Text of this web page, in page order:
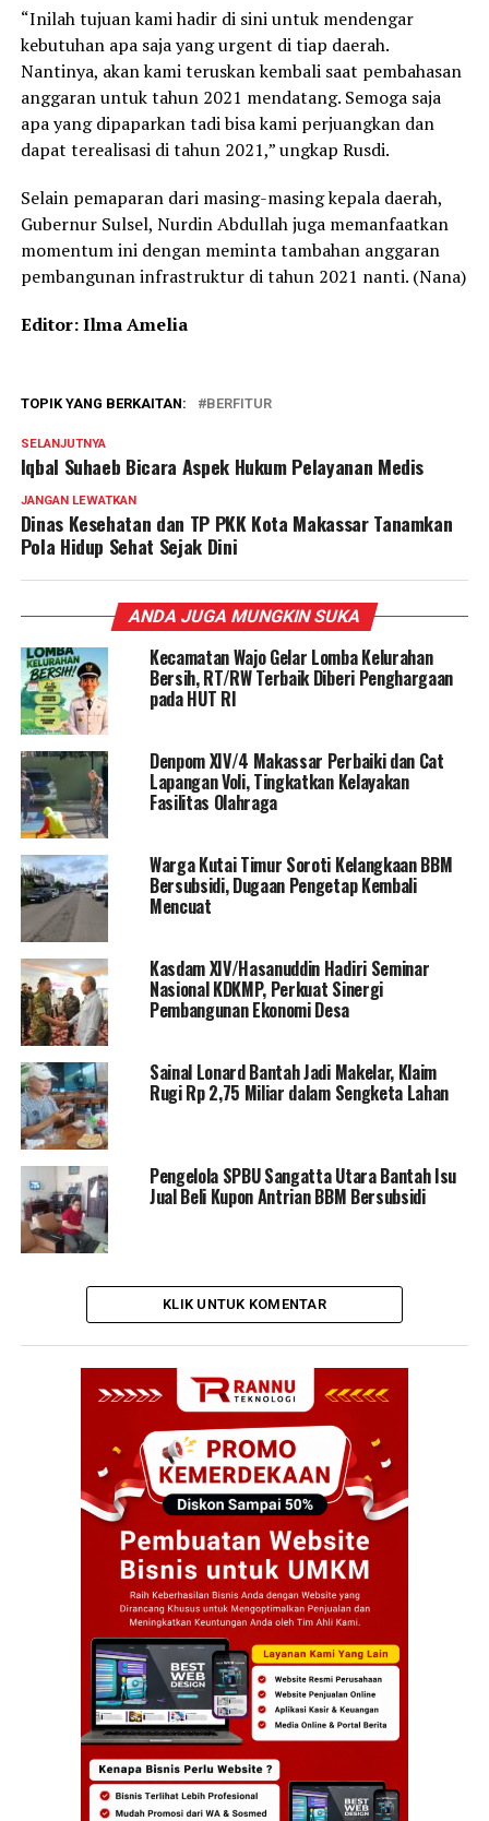
“Inilah tujuan kami hadir di sini untuk mendengar
kebutuhan apa saja yang urgent di tiap daerah.
Nantinya, akan kami teruskan kembali saat pembahasan
anggaran untuk tahun 2021 mendatang. Semoga saja
apa yang dipaparkan tadi bisa kami perjuangkan dan
dapat terealisasi di tahun 2021,” ungkap Rusdi.
Selain pemaparan dari masing-masing kepala daerah,
Gubernur Sulsel, Nurdin Abdullah juga memanfaatkan
momentum ini dengan meminta tambahan anggaran
pembangunan infrastruktur di tahun 2021 nanti. (Nana)
Editor: Ilma Amelia
TOPIK YANG BERKAITAN: BERFITUR
SELANJUTNYA
Iqbal Suhaeb Bicara Aspek Hukum Pelayanan Medis
JANGAN LEWATKAN
Dinas Kesehatan dan TP PKK Kota Makassar Tanamkan
Pola Hidup Sehat Sejak Dini
ANDA JUGA MUNGKIN SUKA
Kecamatan Wajo Gelar Lomba Kelurahan
Bersih, RT/RW Terbaik Diberi Penghargaan
pada HUT RI
Denpom XIV/4 Makassar Perbaiki dan Cat
Lapangan Voli, Tingkatkan Kelayakan
Fasilitas Olahraga
Warga Kutai Timur Soroti Kelangkaan BBM
Bersubsidi, Dugaan Pengetap Kembali
Mencuat
Kasdam XIV/Hasanuddin Hadiri Seminar
Nasional KDKMP, Perkuat Sinergi
Pembangunan Ekonomi Desa
Sainal Lonard Bantah Jadi Makelar, Klaim
Rugi Rp 2,75 Miliar dalam Sengketa Lahan
Pengelola SPBU Sangatta Utara Bantah Isu
Jual Beli Kupon Antrian BBM Bersubsidi
KLIK UNTUK KOMENTAR